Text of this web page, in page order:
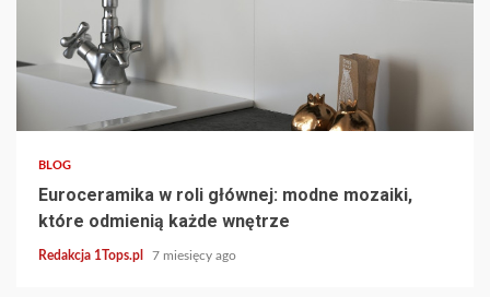
BLOG
Euroceramika w roli głównej: modne mozaiki,
które odmienią każde wnętrze
Redakcja 1Tops.pl 7 miesięcy ago